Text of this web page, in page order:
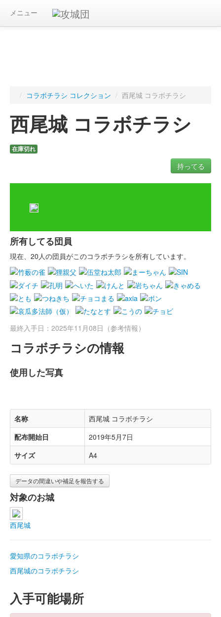
メニュー
/ コラボチラシ コレクション / 西尾城 コラボチラシ
西尾城 コラボチラシ
在庫切れ
持ってる
所有してる団員
現在、20人の団員がこのコラボチラシを所有しています。
最終入手日：2025年11月08日（参考情報）
コラボチラシの情報
使用した写真
名称
西尾城 コラボチラシ
配布開始日
2019年5月7日
サイズ
A4
データの間違いや補足を報告する
対象のお城
西尾城
愛知県のコラボチラシ
西尾城のコラボチラシ
入手可能場所